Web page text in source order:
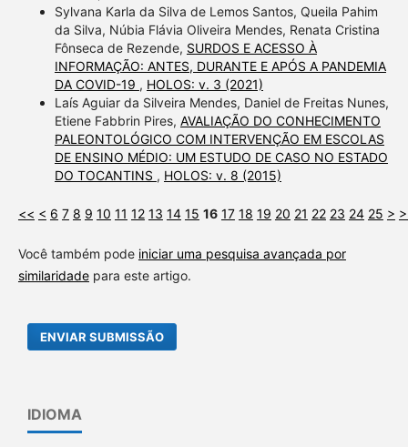
Sylvana Karla da Silva de Lemos Santos, Queila Pahim
da Silva, Núbia Flávia Oliveira Mendes, Renata Cristina
Fônseca de Rezende, SURDOS E ACESSO À
INFORMAÇÃO: ANTES, DURANTE E APÓS A PANDEMIA
DA COVID-19 , HOLOS: v. 3 (2021)
Laís Aguiar da Silveira Mendes, Daniel de Freitas Nunes,
Etiene Fabbrin Pires, AVALIAÇÃO DO CONHECIMENTO
PALEONTOLÓGICO COM INTERVENÇÃO EM ESCOLAS
DE ENSINO MÉDIO: UM ESTUDO DE CASO NO ESTADO
DO TOCANTINS , HOLOS: v. 8 (2015)
<< < 6 7 8 9 10 11 12 13 14 15 16 17 18 19 20 21 22 23 24 25 >
Você também pode iniciar uma pesquisa avançada por
similaridadepara este artigo.
ENVIAR SUBMISSÃO
IDIOMA